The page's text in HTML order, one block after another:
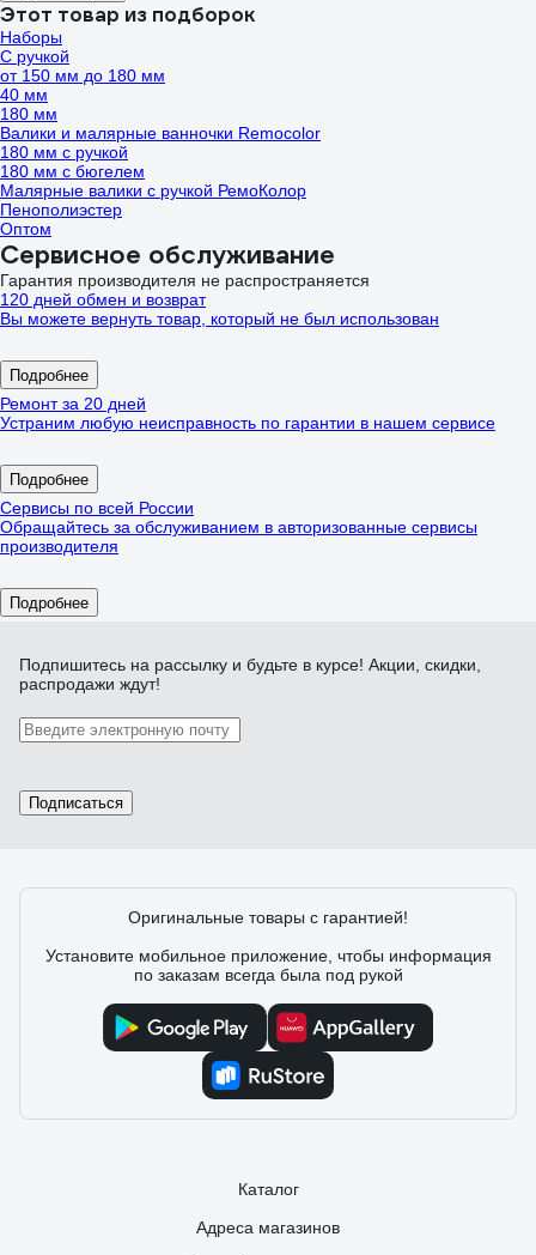
Этот товар из подборок
Наборы
С ручкой
от 150 мм до 180 мм
40 мм
180 мм
Валики и малярные ванночки Remocolor
180 мм с ручкой
180 мм с бюгелем
Малярные валики с ручкой РемоКолор
Пенополиэстер
Оптом
Сервисное обслуживание
Гарантия производителя не распространяется
120 дней обмен и возврат
Вы можете вернуть товар, который не был использован
Подробнее
Ремонт за 20 дней
Устраним любую неисправность по гарантии в нашем сервисе
Подробнее
Сервисы по всей России
Обращайтесь за обслуживанием в авторизованные сервисы
производителя
Подробнее
Подпишитесь на рассылку и будьте в курсе! Акции, скидки,
распродажи ждут!
Подписаться
Оригинальные товары с гарантией!
Установите мобильное приложение, чтобы информация
по заказам всегда была под рукой
Каталог
Адреса магазинов